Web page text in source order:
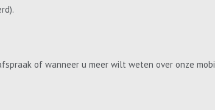
of wanneer u meer wilt weten over onze